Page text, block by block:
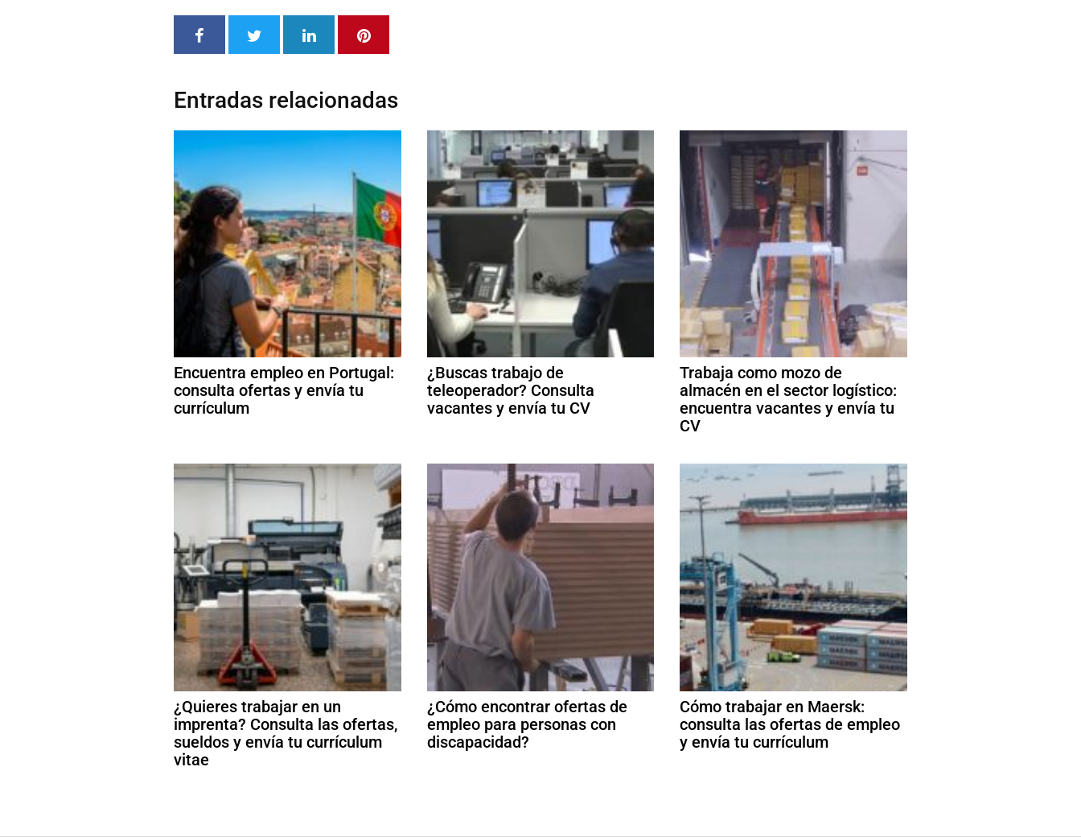
Entradas relacionadas
Encuentra empleo en Portugal:
consulta ofertas y envía tu
currículum
¿Buscas trabajo de
teleoperador? Consulta
vacantes y envía tu CV
Trabaja como mozo de
almacén en el sector logístico:
encuentra vacantes y envía tu
CV
¿Quieres trabajar en un
imprenta? Consulta las ofertas,
sueldos y envía tu currículum
vitae
¿Cómo encontrar ofertas de
empleo para personas con
discapacidad?
Cómo trabajar en Maersk:
consulta las ofertas de empleo
y envía tu currículum